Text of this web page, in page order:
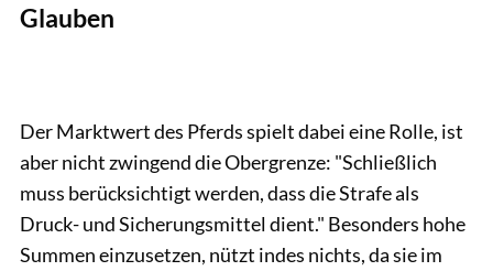
Glauben
Der Marktwert des Pferds spielt dabei eine Rolle, ist
aber nicht zwingend die Obergrenze: "Schließlich
muss berücksichtigt werden, dass die Strafe als
Druck- und Sicherungsmittel dient." Besonders hohe
Summen einzusetzen, nützt indes nichts, da sie im